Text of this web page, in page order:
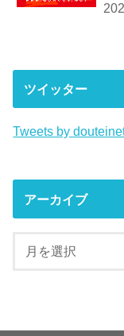
ツイッター
Tweets by
アーカイブ